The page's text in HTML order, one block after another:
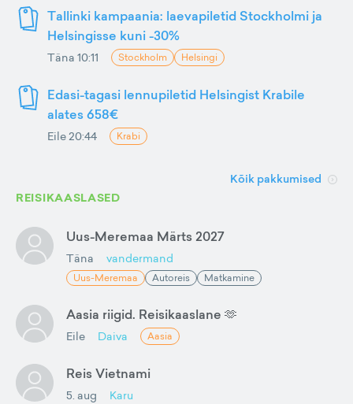
Tallinki kampaania: laevapiletid Stockholmi ja
Helsingisse kuni -30%
Täna 10:11 Stockholm Helsingi
Edasi-tagasi lennupiletid Helsingist Krabile
alates 658€
Eile 20:44 Krabi
Kõik pakkumised
REISIKAASLASED
Uus-Meremaa Märts 2027
Täna vandermand
Uus-Meremaa Autoreis Matkamine
Aasia riigid. Reisikaaslane 🫶
Eile Daiva Aasia
Reis Vietnami
5. aug Karu